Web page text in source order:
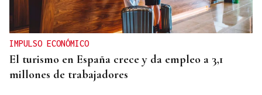
IMPULSO ECONÓMICO
El turismo en España crece y da empleo a 3,1
millones de trabajadores